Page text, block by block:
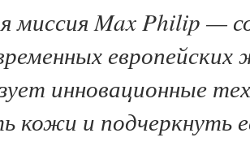
миссия Max Philip —
инновационные
кожи и подчеркнуть